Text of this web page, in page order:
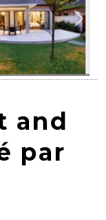
and
par